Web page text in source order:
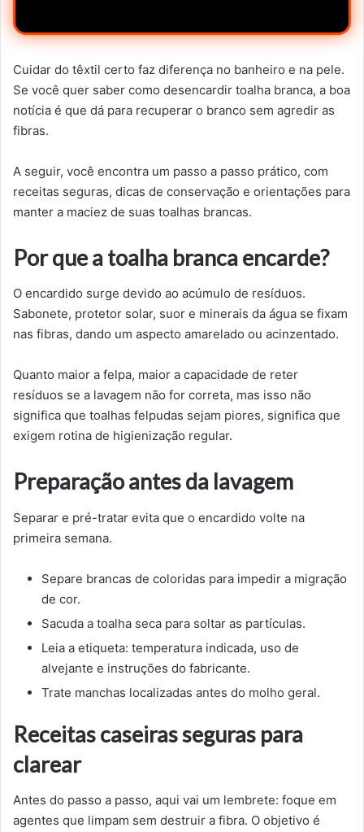
Cuidar do têxtil certo faz diferença no banheiro e na pele.
Se você quer saber como desencardir toalha branca, a boa
notícia é que dá para recuperar o branco sem agredir as
fibras.
A seguir, você encontra um passo a passo prático, com
receitas seguras, dicas de conservação e orientações para
manter a maciez de suas toalhas brancas.
Por que a toalha branca encarde?
O encardido surge devido ao acúmulo de resíduos.
Sabonete, protetor solar, suor e minerais da água se fixam
nas fibras, dando um aspecto amarelado ou acinzentado.
Quanto maior a felpa, maior a capacidade de reter
resíduos se a lavagem não for correta, mas isso não
significa que toalhas felpudas sejam piores, significa que
exigem rotina de higienização regular.
Preparação antes da lavagem
Separar e pré-tratar evita que o encardido volte na
primeira semana.
Separe brancas de coloridas para impedir a migração
de cor.
Sacuda a toalha seca para soltar as partículas.
Leia a etiqueta: temperatura indicada, uso de
alvejante e instruções do fabricante.
Trate manchas localizadas antes do molho geral.
Receitas caseiras seguras para
clarear
Antes do passo a passo, aqui vai um lembrete: foque em
agentes que limpam sem destruir a fibra. O objetivo é